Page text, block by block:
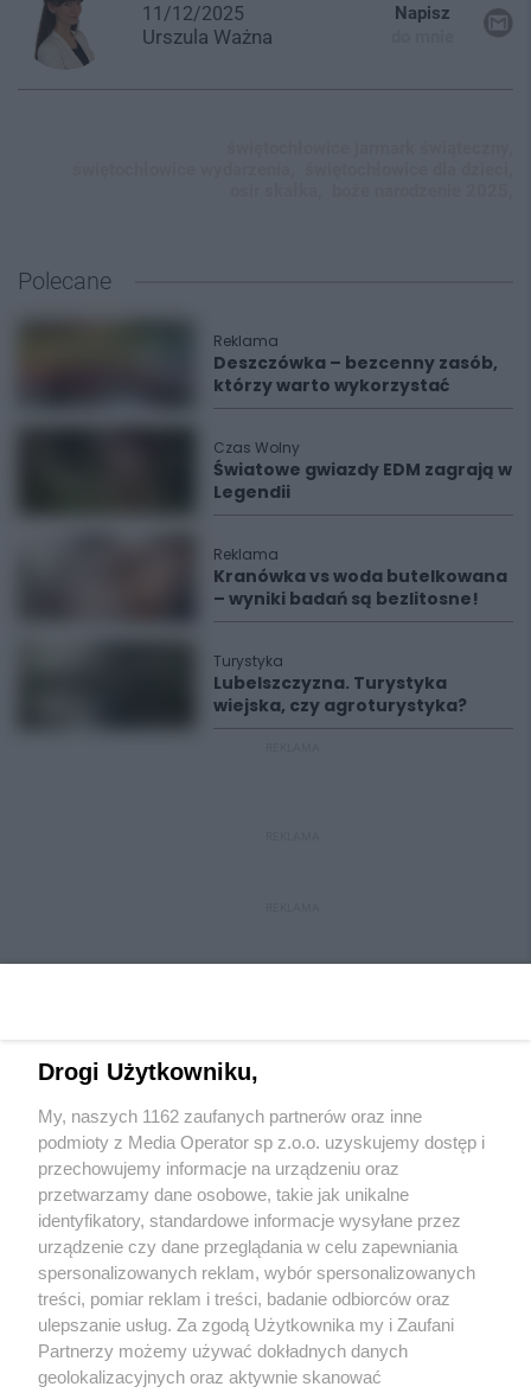
11/12/2025
Urszula Ważna
Napisz
Polecane
Reklama
Deszczówka – bezcenny zasób,
którzy warto wykorzystać
Czas Wolny
Światowe gwiazdy EDM zagrają w
Legendii
Reklama
Kranówka vs woda butelkowana
– wyniki badań są bezlitosne!
Turystyka
Lubelszczyzna. Turystyka
wiejska, czy agroturystyka?
Wydawca mediówlokalnych
Nie zapomnij
zapoznać się z:
polityką prywatności regulamin korzystania z portali
Twojemiasto
Piekary Śląskie
Chorzów
Skontakuj sięz nami
Kontakt
Wydawca
Drogi Użytkowniku,
My, naszych 1162 zaufanych partnerów oraz inne
podmioty z Media Operator sp z.o.o. uzyskujemy dostęp i
przechowujemy informacje na urządzeniu oraz
przetwarzamy dane osobowe, takie jak unikalne
identyfikatory, standardowe informacje wysyłane przez
urządzenie czy dane przeglądania w celu zapewniania
spersonalizowanych reklam, wybór spersonalizowanych
treści, pomiar reklam i treści, badanie odbiorców oraz
ulepszanie usług. Za zgodą Użytkownika my i Zaufani
Partnerzy możemy używać dokładnych danych
geolokalizacyjnych oraz aktywnie skanować